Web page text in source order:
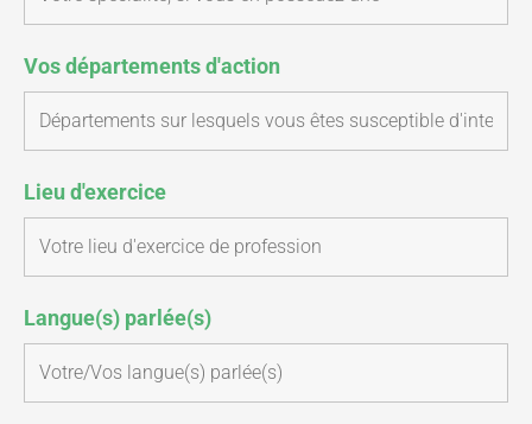
Vos départements d'action
Lieu d'exercice
Langue(s) parlée(s)